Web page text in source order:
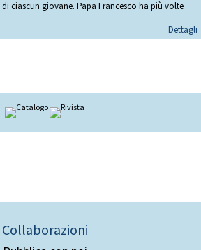
ciascun giovane. Papa Francesco ha più volte
Dettagli
Collaborazioni